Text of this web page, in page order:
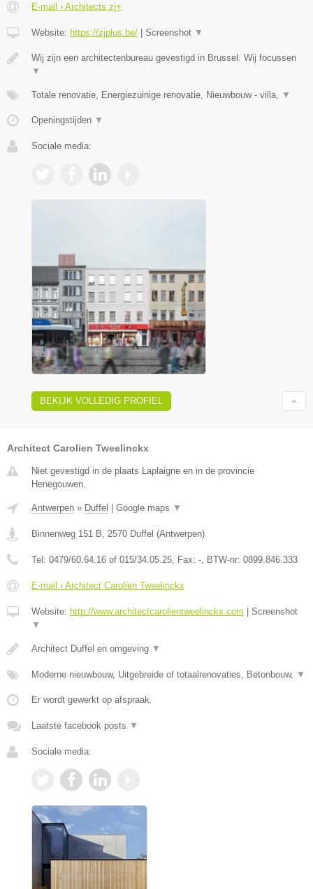
E-mail › Architects zj+
Website: https://zjplus.be/ Screenshot ▼
Wij zijn een architectenbureau gevestigd in Brussel. Wij focussen
▼
Totale renovatie, Energiezuinige renovatie, Nieuwbouw - villa, ▼
Openingstijden ▼
Sociale media:
BEKIJK VOLLEDIG PROFIEL
Architect Carolien Tweelinckx
Niet gevestigd in de plaats Laplaigne en in de provincie
Henegouwen.
Antwerpen » Duffel Google maps ▼
Binnenweg 151 B, 2570 Duffel (Antwerpen)
Tel: 0479/60.64.16 of 015/34.05.25, Fax: -, BTW-nr: 0899.846.333
E-mail › Architect Carolien Tweelinckx
Website: http://www.architectcarolientweelinckx.com
Screenshot
▼
Architect Duffel en omgeving ▼
Moderne nieuwbouw, Uitgebreide of totaalrenovaties, Betonbouw, ▼
Er wordt gewerkt op afspraak.
Laatste facebook posts ▼
Sociale media: